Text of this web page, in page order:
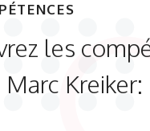
les
Kreiker: